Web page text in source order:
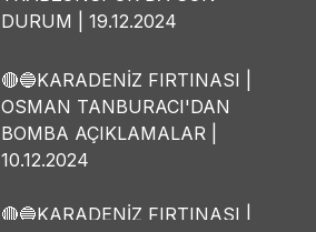
DURUM | 19.12.2024
🔴🔵KARADENİZ FIRTINASI |
OSMAN TANBURACI'DAN
BOMBA AÇIKLAMALAR |
10.12.2024
🔴🔵KARADENİZ FIRTINASI |